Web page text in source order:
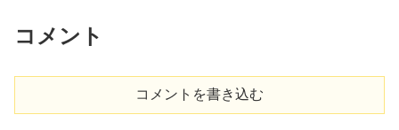
コメント
コメントを書き込む